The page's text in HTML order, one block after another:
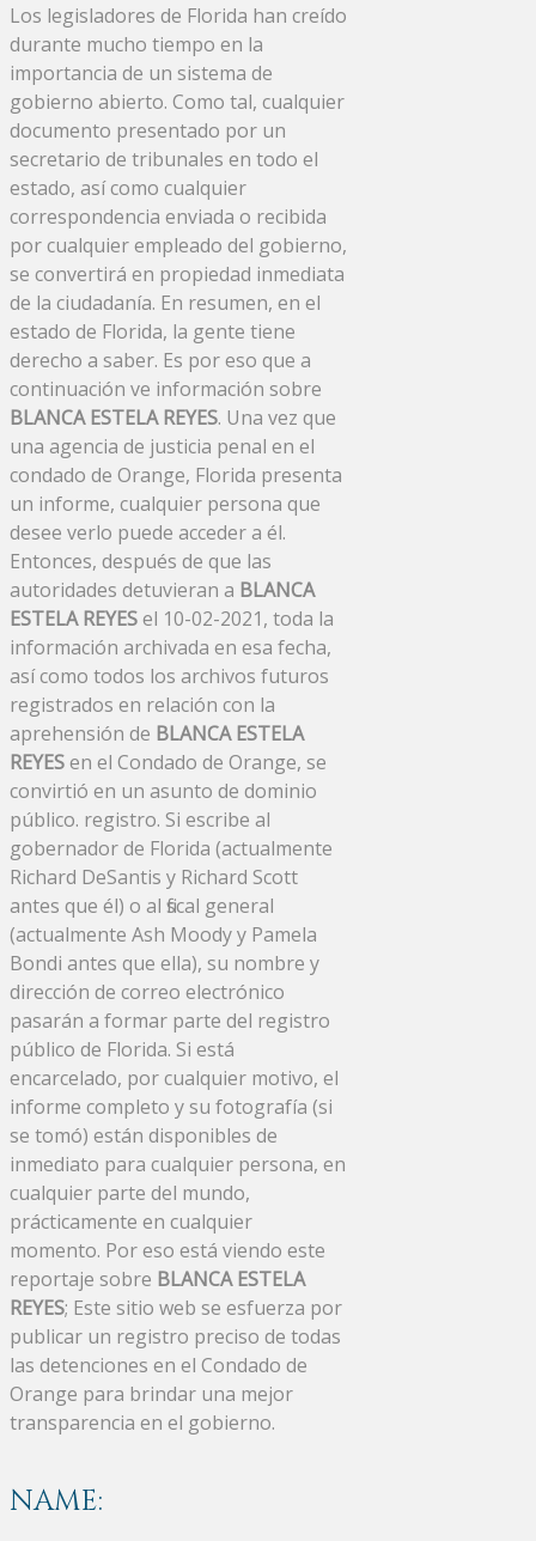
Los legisladores de Florida han creído
durante mucho tiempo en la
importancia de un sistema de
gobierno abierto. Como tal, cualquier
documento presentado por un
secretario de tribunales en todo el
estado, así como cualquier
correspondencia enviada o recibida
por cualquier empleado del gobierno,
se convertirá en propiedad inmediata
de la ciudadanía. En resumen, en el
estado de Florida, la gente tiene
derecho a saber. Es por eso que a
continuación ve información sobre
BLANCA ESTELA REYES. Una vez que
una agencia de justicia penal en el
condado de Orange, Florida presenta
un informe, cualquier persona que
desee verlo puede acceder a él.
Entonces, después de que las
autoridades detuvieran a BLANCA
ESTELA REYESel 10-02-2021, toda la
información archivada en esa fecha,
así como todos los archivos futuros
registrados en relación con la
aprehensión de BLANCA ESTELA
REYESen el Condado de Orange, se
convirtió en un asunto de dominio
público. registro. Si escribe al
gobernador de Florida (actualmente
Richard DeSantis y Richard Scott
antes que él) o al fiscal general
(actualmente Ash Moody y Pamela
Bondi antes que ella), su nombre y
dirección de correo electrónico
pasarán a formar parte del registro
público de Florida. Si está
encarcelado, por cualquier motivo, el
informe completo y su fotografía (si
se tomó) están disponibles de
inmediato para cualquier persona, en
cualquier parte del mundo,
prácticamente en cualquier
momento. Por eso está viendo este
reportaje sobre BLANCA ESTELA
REYES; Este sitio web se esfuerza por
publicar un registro preciso de todas
las detenciones en el Condado de
Orange para brindar una mejor
transparencia en el gobierno.
NAME: